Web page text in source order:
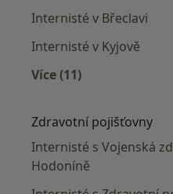
Internisté v Břeclavi
Internisté v Kyjově
Více (11)
Zdravotní pojišťovny
Internisté s Vojenská
Hodoníně